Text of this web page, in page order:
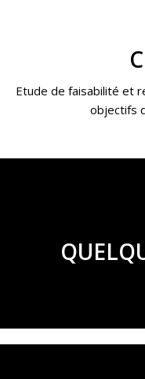
Etude de faisabilité et
objectifs